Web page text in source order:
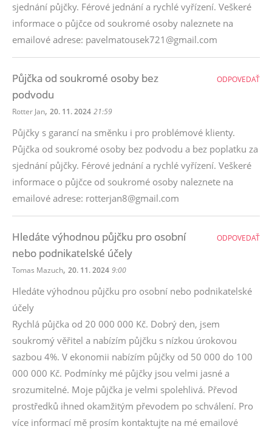
sjednání půjčky. Férové ​​jednání a rychlé vyřízení. Veškeré
informace o půjčce od soukromé osoby naleznete na
emailové adrese: pavelmatousek721@gmail.com
Půjčka od soukromé osoby bez
podvodu
Rotter Jan, 20. 11. 2024 21:59
Půjčky s garancí na směnku i pro problémové klienty.
Půjčka od soukromé osoby bez podvodu a bez poplatku za
sjednání půjčky. Férové ​​jednání a rychlé vyřízení. Veškeré
informace o půjčce od soukromé osoby naleznete na
emailové adrese: rotterjan8@gmail.com
ODPOVEDAŤ
Hledáte výhodnou půjčku pro osobní
nebo podnikatelské účely
Tomas Mazuch, 20. 11. 2024 9:00
Hledáte výhodnou půjčku pro osobní nebo podnikatelské
účely
Rychlá půjčka od 20 000 000 Kč. Dobrý den, jsem
soukromý věřitel a nabízím půjčku s nízkou úrokovou
sazbou 4%. V ekonomii nabízím půjčky od 50 000 do 100
000 000 Kč. Podmínky mé půjčky jsou velmi jasné a
srozumitelné. Moje půjčka je velmi spolehlivá. Převod
prostředků ihned okamžitým převodem po schválení. Pro
více informací mě prosím kontaktujte na mé emailové
ODPOVEDAŤ